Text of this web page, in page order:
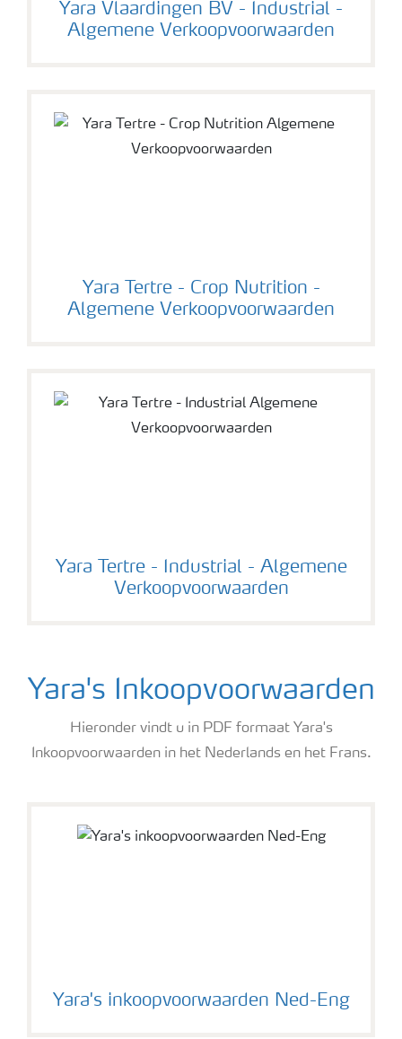
Yara Vlaardingen BV - Industrial -
Algemene Verkoopvoorwaarden
Yara Tertre - Crop Nutrition -
Algemene Verkoopvoorwaarden
Yara Tertre - Industrial - Algemene
Verkoopvoorwaarden
Yara's Inkoopvoorwaarden
Hieronder vindt u in PDF formaat Yara's
Inkoopvoorwaarden in het Nederlands en het Frans.
Yara's Algemene Inkoopvoorwaarden
Yara's inkoopvoorwaarden Ned-Eng